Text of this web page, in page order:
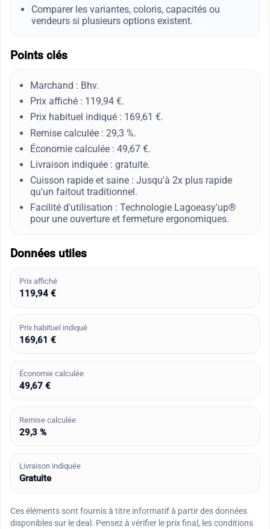
Comparer les variantes, coloris, capacités ou
vendeurs si plusieurs options existent.
Points clés
Marchand : Bhv.
Prix affiché : 119,94 €.
Prix habituel indiqué : 169,61 €.
Remise calculée : 29,3 %.
Économie calculée : 49,67 €.
Livraison indiquée : gratuite.
Cuisson rapide et saine : Jusqu'à 2x plus rapide
qu'un faitout traditionnel.
Facilité d'utilisation : Technologie Lagoeasy'up®
pour une ouverture et fermeture ergonomiques.
Données utiles
Prix affiché
119,94 €
Prix habituel indiqué
169,61 €
Économie calculée
49,67 €
Remise calculée
29,3 %
Livraison indiquée
Gratuite
Ces éléments sont fournis à titre informatif à partir des données
disponibles sur le deal. Pensez à vérifier le prix final, les conditions